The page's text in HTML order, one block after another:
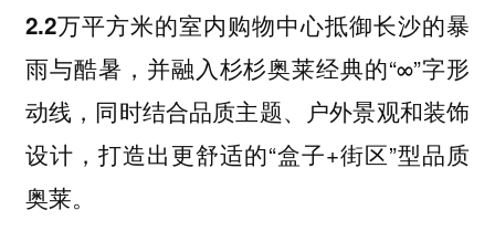
2.2万平方米的室内购物中心抵御长沙的暴
雨与酷暑 ，并融入杉杉奥莱经典的“∞”字形
动线，同时结合品质主题、户外景观和装饰
设计，打造出更舒适的“盒子+街区”型品质
奥莱。